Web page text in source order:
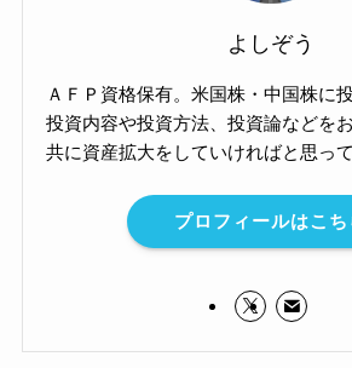
よしぞう
ＡＦＰ資格保有。米国株・中国株に投
投資内容や投資方法、投資論などを
共に資産拡大をしていければと思って
プロフィールはこち